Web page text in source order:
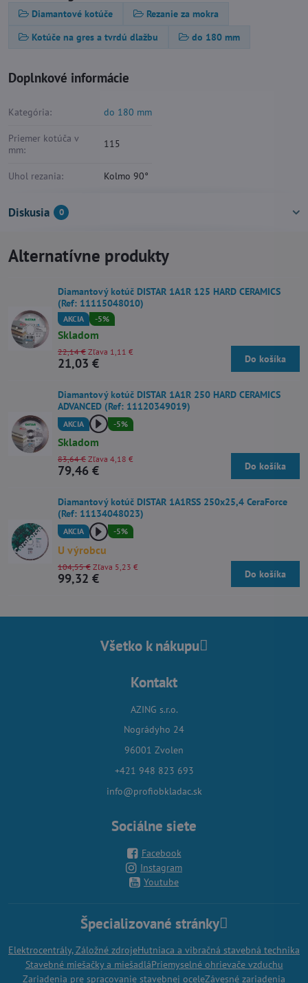
Diamantové kotúče
Rezanie za mokra
Kotúče na gres a tvrdú dlažbu
do 180 mm
Doplnkové informácie
Kategória: do 180 mm
Priemer kotúča v
mm:
115
Uhol rezania: Kolmo 90°
Diskusia 0
Alternatívne produkty
Diamantový kotúč DISTAR 1A1R 125 HARD CERAMICS
(Ref: 11115048010)
AKCIA -5%
Skladom
21,03 €
22,14 € Zľava 1,11 €
Do košíka
Diamantový kotúč DISTAR 1A1R 250 HARD CERAMICS
ADVANCED (Ref: 11120349019)
AKCIA -5%
Skladom
79,46 €
83,64 € Zľava 4,18 €
Do košíka
Diamantový kotúč DISTAR 1A1RSS 250x25,4 CeraForce
(Ref: 11134048023)
AKCIA -5%
U výrobcu
99,32 €
104,55 € Zľava 5,23 €
Do košíka
Všetko k nákupu
Kontakt
AZING s.r.o.
Nográdyho 24
96001 Zvolen
+421 948 823 693
info@profiobkladac.sk
Sociálne siete
Facebook
Instagram
Youtube
Špecializované stránky
Elektrocentrály, Záložné zdrojeHutniaca a vibračná stavebná technika
Stavebné miešačky a miešadláPriemyselné ohrievače vzduchu
Zariadenia pre spracovanie stavebnej oceleZávesné zariadenia